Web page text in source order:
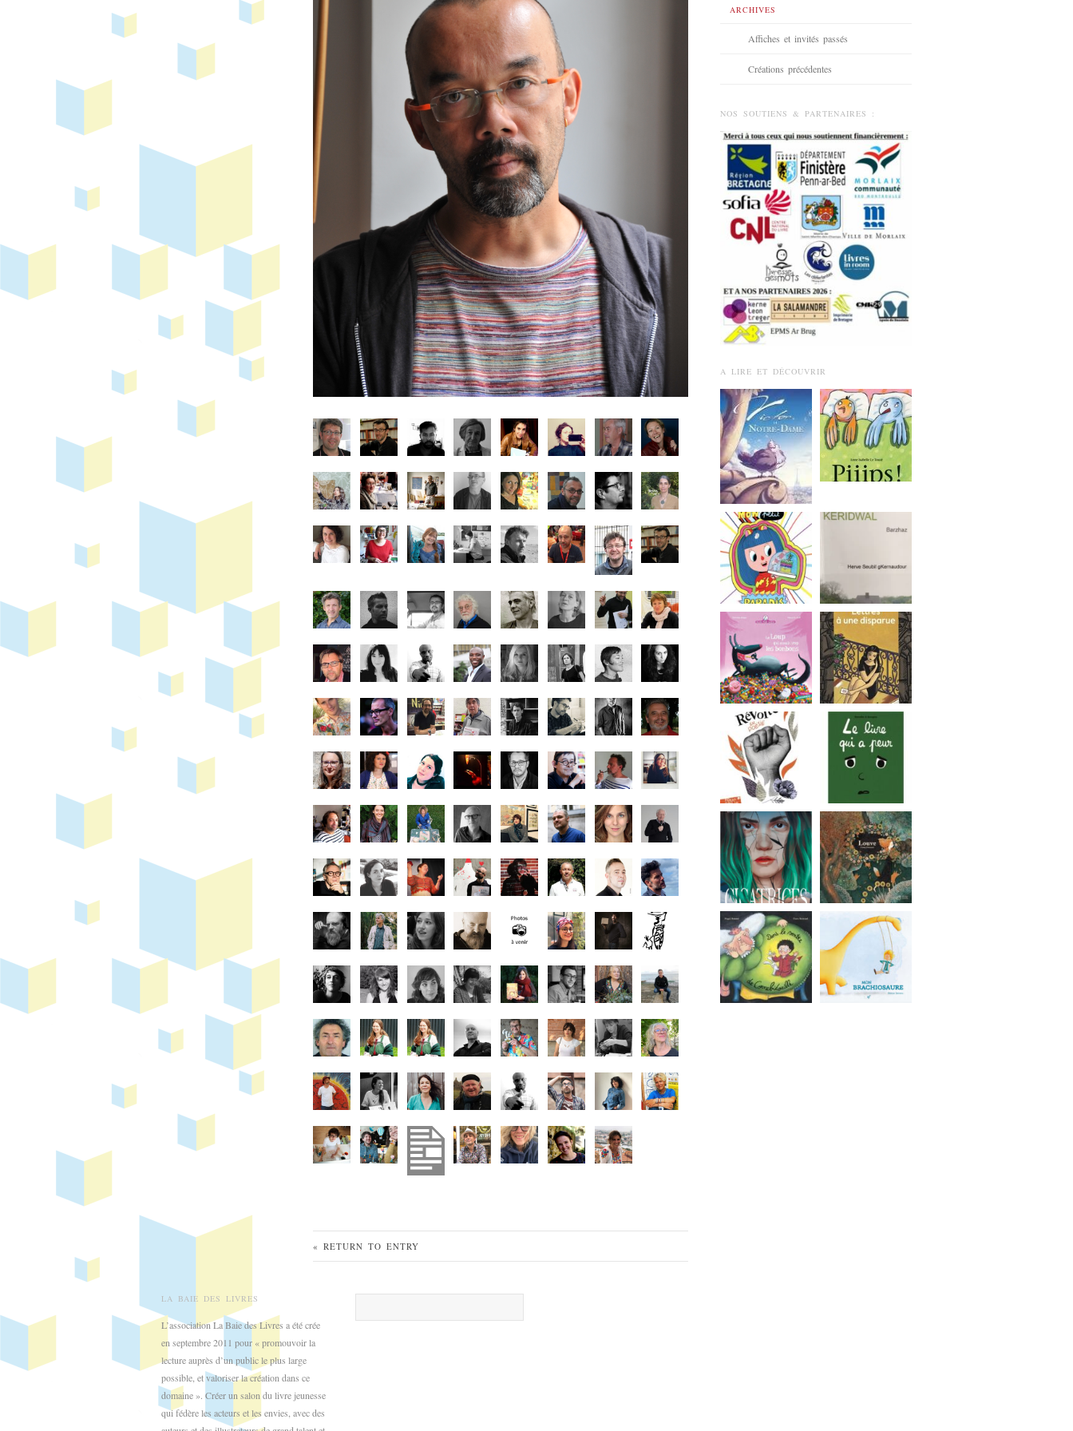
ARCHIVES
Affiches et invités passés
Créations précédentes
« RETURN TO ENTRY
NOS SOUTIENS & PARTENAIRES :
A LIRE ET DÉCOUVRIR
LA BAIE DES LIVRES
L’association La Baie des Livres a été crée
en septembre 2011 pour « promouvoir la
lecture auprès d’un public le plus large
possible, et valoriser la création dans ce
domaine ». Créer un salon du livre jeunesse
qui fédère les acteurs et les envies, avec des